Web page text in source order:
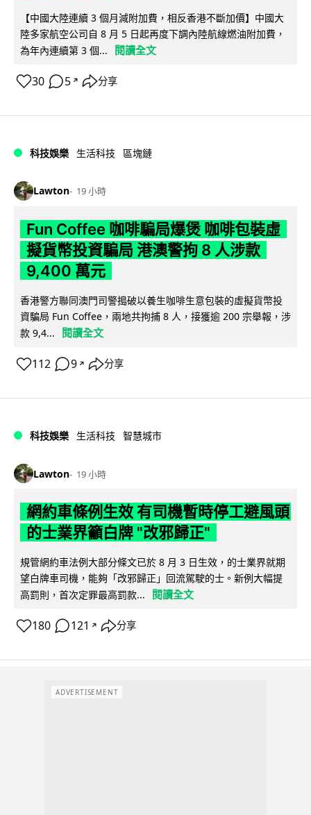
【中國大陸連續 3 個月減附加費，相反香港不斷加價】中國大
陸多家航空公司自 8 月 5 日起再度下調內陸航線燃油附加費，
為年內連續第 3 個...
閱讀全文
30 5 ↗ 分享
科技娛樂 生活科技 區塊鏈
Lawton 19 小時
Fun Coffee 咖啡騙局爆煲 咖啡包裝虛
擬貨幣投資騙局 港澳警拘 8 人涉款
9,400 萬元
香港警方聯同澳門司警搗破以養生咖啡生意包裝的虛擬貨幣投
資騙局 Fun Coffee，兩地共拘捕 8 人，接獲逾 200 宗舉報，涉
款 9,4...
閱讀全文
112 9 ↗ 分享
科技娛樂 生活科技 智慧城市
Lawton 19 小時
網約車條例生效 有司機暫時停工避風頭
的士業界籲白牌 "改邪歸正"
規管網約車法例大部分條文已於 8 月 3 日生效，的士業界就期
望白牌車司機，能夠「改邪歸正」回流駕駛的士。新例大幅提
高罰則，首次定罪最高罰款...
閱讀全文
180 121 ↗ 分享
ADVERTISEMENT